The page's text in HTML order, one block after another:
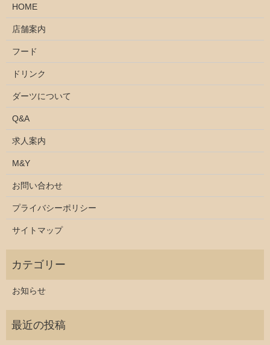
HOME
店舗案内
フード
ドリンク
ダーツについて
Q&A
求人案内
M&Y
お問い合わせ
プライバシーポリシー
サイトマップ
お知らせ